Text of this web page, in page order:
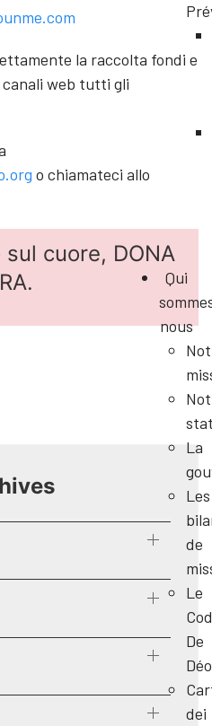
Qui
nous
La
Les
de
Le
De
dei
la raccolta fondi e
web tutti gli
o chiamateci allo
cuore, DONA